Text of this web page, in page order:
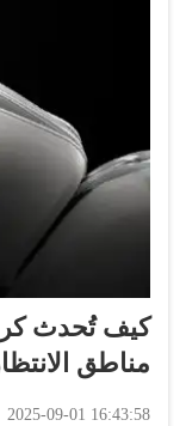
كيف تُحدث
مناطق
2025-09-01 16:43:58